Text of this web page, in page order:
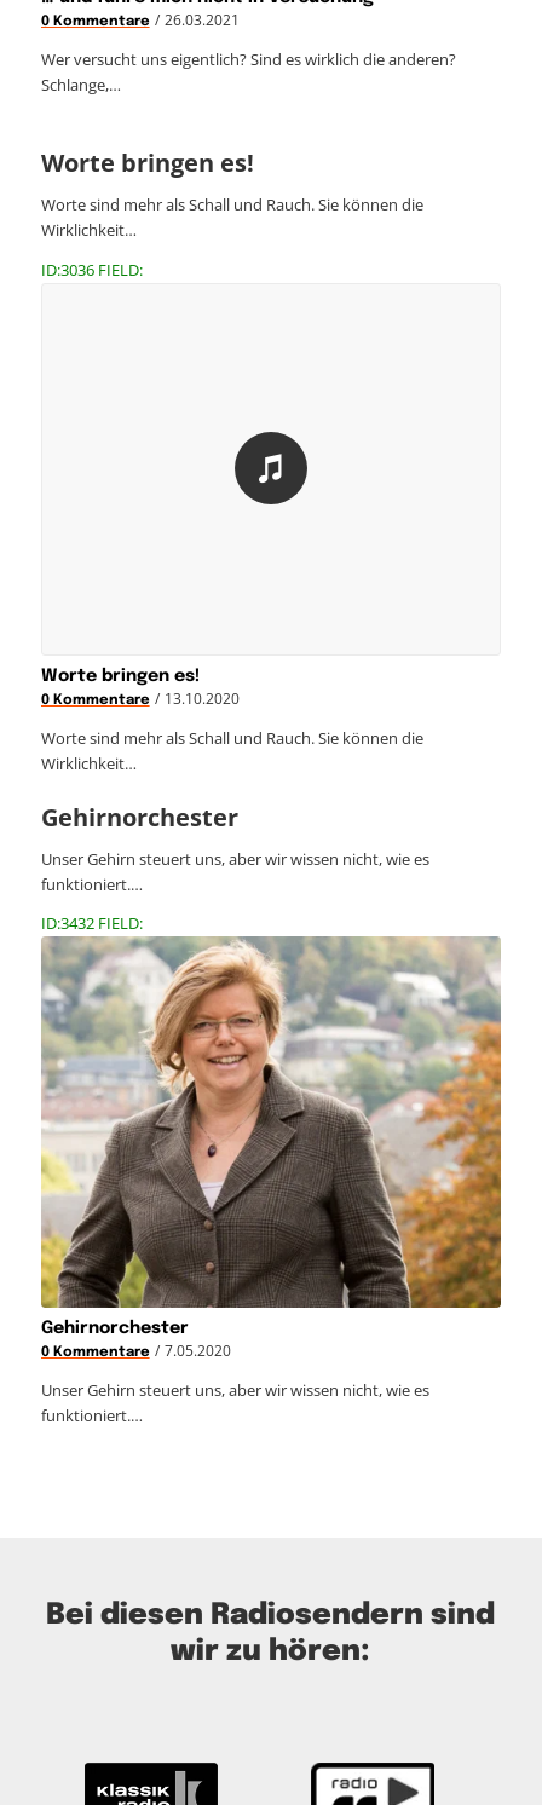
0 Kommentare / 26.03.2021
Wer versucht uns eigentlich? Sind es wirklich die anderen?
Schlange,…
Worte bringen es!
Worte sind mehr als Schall und Rauch. Sie können die
Wirklichkeit…
ID:3036 FIELD:
Worte bringen es!
0 Kommentare / 13.10.2020
Worte sind mehr als Schall und Rauch. Sie können die
Wirklichkeit…
Gehirnorchester
Unser Gehirn steuert uns, aber wir wissen nicht, wie es
funktioniert.…
ID:3432 FIELD:
Gehirnorchester
0 Kommentare / 7.05.2020
Unser Gehirn steuert uns, aber wir wissen nicht, wie es
funktioniert.…
Bei diesen Radiosendern sind
wir zu hören: